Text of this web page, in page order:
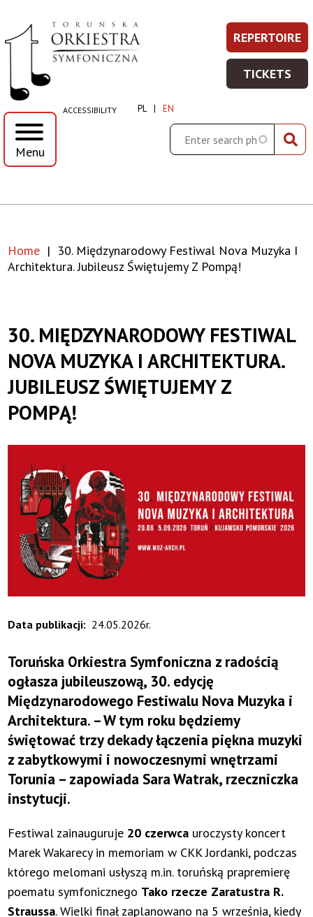
30.
Międzynarodowy
Festiwal
Nova
Muzyka
i
Jubileusz
z
pompą!
Toruńska
Orkiestra
Symfoniczna
Skip
to
menu
Skip
to
content
Skip
to
search
Skip
to
footer
ACCESSIBILITY PL EN
Search
Menu
Prawe
Top
Menu
REPERTOIRE
-
WIĘCEJ
TICKETS
Breadcrumb
Home
30. Międzynarodowy Festiwal Nova Muzyka I
Architektura. Jubileusz Świętujemy Z Pompą!
30. MIĘDZYNARODOWY FESTIWAL
NOVA MUZYKA I ARCHITEKTURA.
JUBILEUSZ ŚWIĘTUJEMY Z
POMPĄ!
Data publikacji 24.05.2026r.
Toruńska Orkiestra Symfoniczna z radością
ogłasza jubileuszową, 30. edycję
Międzynarodowego Festiwalu Nova Muzyka i
Architektura. – W tym roku będziemy
świętować trzy dekady łączenia piękna muzyki
z zabytkowymi i nowoczesnymi wnętrzami
Torunia – zapowiada Sara Watrak, rzeczniczka
instytucji.
Festiwal zainauguruje 20 czerwca uroczysty koncert
Marek Wakarecy in memoriam w CKK Jordanki, podczas
którego melomani usłyszą m.in. toruńską prapremierę
poematu symfonicznego Tako rzecze Zaratustra R.
Straussa. Wielki finał zaplanowano na 5 września, kiedy